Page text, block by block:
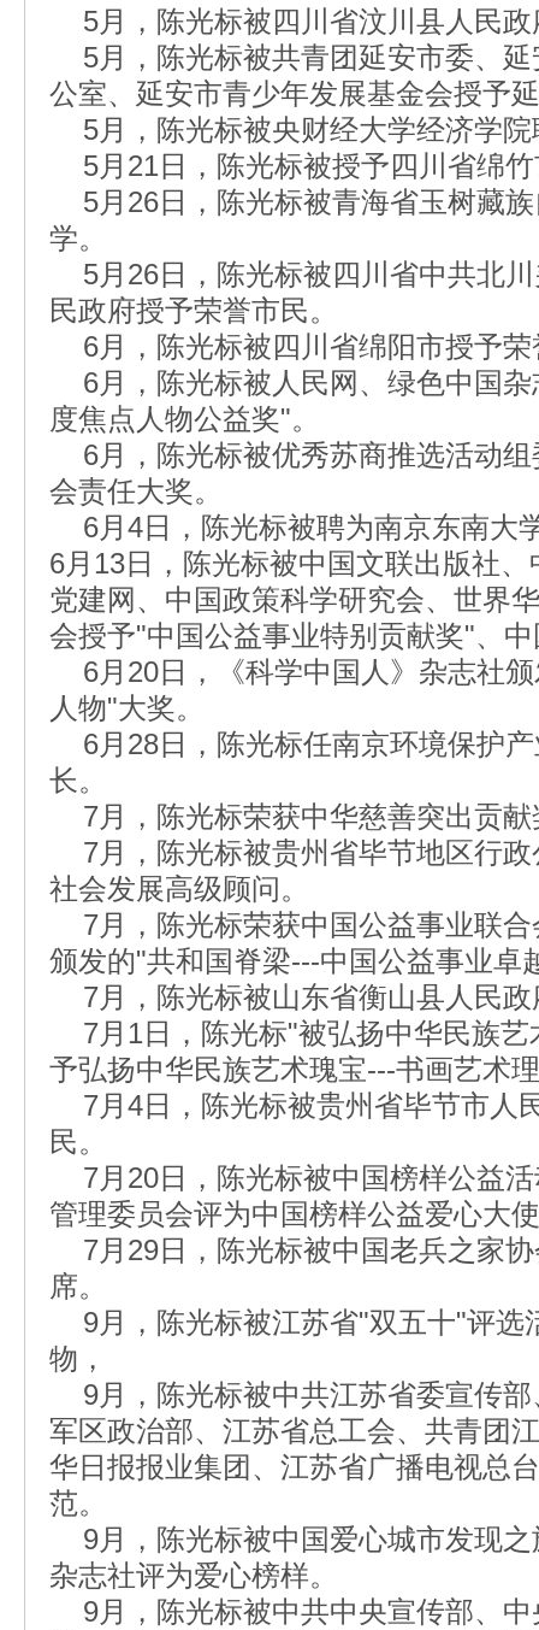
5月，陈光标被四川省汶川县人民政
5月，陈光标被共青团延安市委、延
公室、延安市青少年发展基金会授予
5月，陈光标被央财经大学经济学院
5月21日，陈光标被授予四川省绵
5月26日，陈光标被青海省玉树藏
学。
5月26日，陈光标被四川省中共北
民政府授予荣誉市民。
6月，陈光标被四川省绵阳市授予荣
6月，陈光标被人民网、绿色中国杂
度焦点人物公益奖"。
6月，陈光标被优秀苏商推选活动组
会责任大奖。
6月4日，陈光标被聘为南京东南大
6月13日，陈光标被中国文联出版社
党建网、中国政策科学研究会、世界
会授予"中国公益事业特别贡献奖"、
6月20日，《科学中国人》杂志社
人物"大奖。
6月28日，陈光标任南京环境保护
长。
7月，陈光标荣获中华慈善突出贡献
7月，陈光标被贵州省毕节地区行政
社会发展高级顾问。
7月，陈光标荣获中国公益事业联合
颁发的"共和国脊梁---中国公益事业卓
7月，陈光标被山东省衡山县人民政
7月1日，陈光标"被弘扬中华民族艺
予弘扬中华民族艺术瑰宝---书画艺术
7月4日，陈光标被贵州省毕节市人
民。
7月20日，陈光标被中国榜样公益
管理委员会评为中国榜样公益爱心大
7月29日，陈光标被中国老兵之家
席。
9月，陈光标被江苏省"双五十"评选
物，
9月，陈光标被中共江苏省委宣传部
军区政治部、江苏省总工会、共青团
华日报报业集团、江苏省广播电视总
范。
9月，陈光标被中国爱心城市发现之
杂志社评为爱心榜样。
9月，陈光标被中共中央宣传部、中